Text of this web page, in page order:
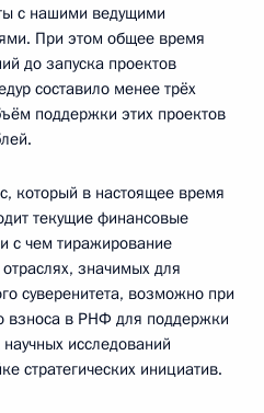
с нашими ведущими
При этом общее время
до запуска проектов
составило менее трёх
поддержки этих проектов
который в настоящее время
текущие финансовые
с чем тиражирование
значимых для
суверенитета, возможно при
взноса в РНФ для поддержки
исследований
стратегических инициатив.